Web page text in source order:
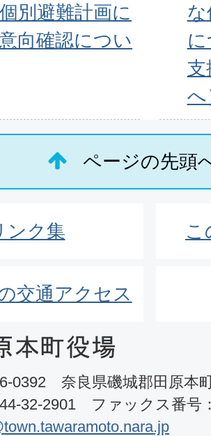
別避難計画に
向確認につい
な
支
へ
ページの先頭
ンク集 こ
交通アクセス
0392 奈良県磯城郡田原本
32-2901 ファックス番号